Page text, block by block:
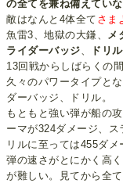
の全てを兼ね備えてい
敵はなんと4体全て さま
魚雷3、地獄の大鎌、 メ
ライダーバッジ、 ドリル
13回戦からしばらくの
久々のパワータイプと
ダーバッジ、ドリル。
もともと強い弾が船の
ーマが324ダメージ、
リルに至っては455ダメ
弾の速さがとにかく高
が難しい。見てから全